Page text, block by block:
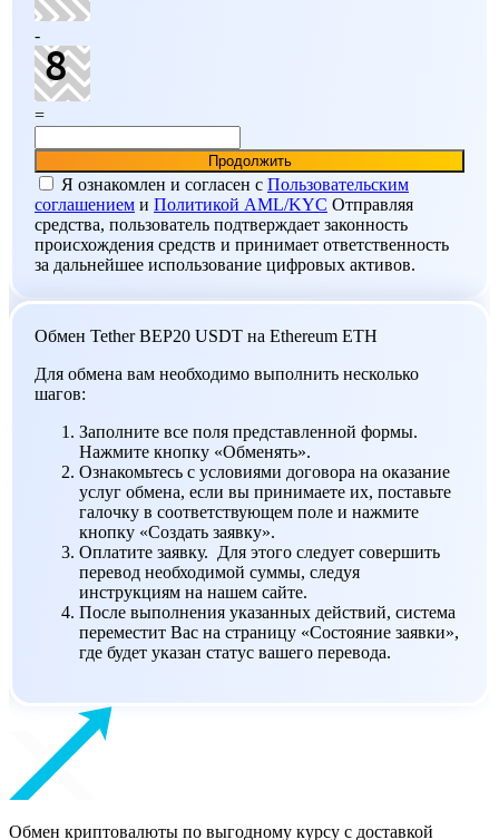
-
=
Я ознакомлен и согласен c Пользовательским
соглашением и Политикой AML/KYC Отправляя
средства, пользователь подтверждает законность
происхождения средств и принимает ответственность
за дальнейшее использование цифровых активов.
Обмен Tether BEP20 USDT на Ethereum ETH
Для обмена вам необходимо выполнить несколько
шагов:
Заполните все поля представленной формы.
Нажмите кнопку «Обменять».
Ознакомьтесь с условиями договора на оказание
услуг обмена, если вы принимаете их, поставьте
галочку в соответствующем поле и нажмите
кнопку «Создать заявку».
Оплатите заявку. Для этого следует совершить
перевод необходимой суммы, следуя
инструкциям на нашем сайте.
После выполнения указанных действий, система
переместит Вас на страницу «Состояние заявки»,
где будет указан статус вашего перевода.
Обмен криптовалюты по выгодному курсу с доставкой